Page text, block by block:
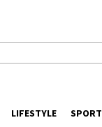
LIFESTYLE SPORT